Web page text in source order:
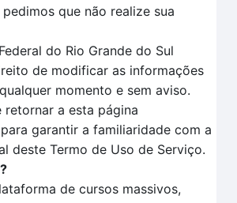
que não realize sua
do Rio Grande do Sul
de modificar as informações
momento e sem aviso.
a esta página
garantir a familiaridade com a
deste Termo de Uso de Serviço.
de cursos massivos,